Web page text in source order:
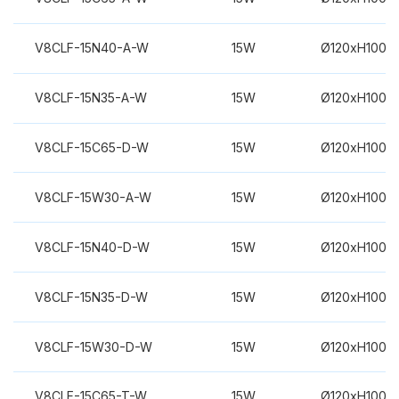
V8CLF-15N40-A-W 15W
V8CLF-15N35-A-W 15W
V8CLF-15C65-D-W 15W
V8CLF-15W30-A-W 15W
V8CLF-15N40-D-W 15W
V8CLF-15N35-D-W 15W
V8CLF-15W30-D-W 15W